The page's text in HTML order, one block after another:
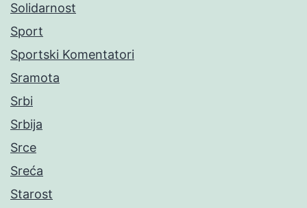
Solidarnost
Sport
Sportski Komentatori
Sramota
Srbi
Srbija
Srce
Sreća
Starost